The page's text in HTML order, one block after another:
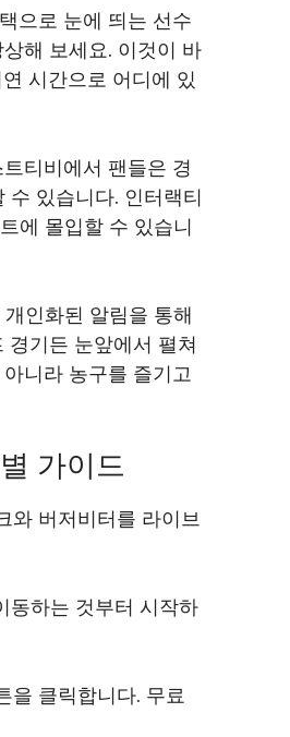
으로 눈에 띄는 선수
해 보세요. 이것이 바
시간으로 어디에 있
티비에서 팬들은 경
있습니다. 인터랙티
에 몰입할 수 있습니
인화된 알림을 통해
기든 눈앞에서 펼쳐
니라 농구를 즐기고
가이드
와 버저비터를 라이브
동하는 것부터 시작하
을 클릭합니다. 무료